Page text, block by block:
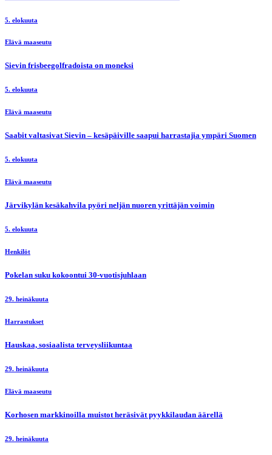
5. elokuuta
Elävä maaseutu
Sievin frisbeegolfradoista on moneksi
5. elokuuta
Elävä maaseutu
Saabit valtasivat Sievin – kesäpäiville saapui harrastajia ympäri Suomen
5. elokuuta
Elävä maaseutu
Järvikylän kesäkahvila pyöri neljän nuoren yrittäjän voimin
5. elokuuta
Henkilöt
Pokelan suku kokoontui 30-vuotisjuhlaan
29. heinäkuuta
Harrastukset
Hauskaa, sosiaalista terveysliikuntaa
29. heinäkuuta
Elävä maaseutu
Korhosen markkinoilla muistot heräsivät pyykkilaudan äärellä
29. heinäkuuta